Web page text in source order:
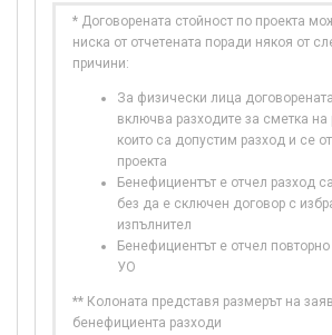
* Договорената стойност по проекта
ниска от отчетената поради някоя от
причини:
За физически лица
включва разходите за сметка на
които са допустим разход и се
проекта
Бенефициентът е отчел разход
без да е сключен договор с
изпълнител
Бенефициентът е отчел
УО
** Колоната представя размерът на
бенефициента разходи